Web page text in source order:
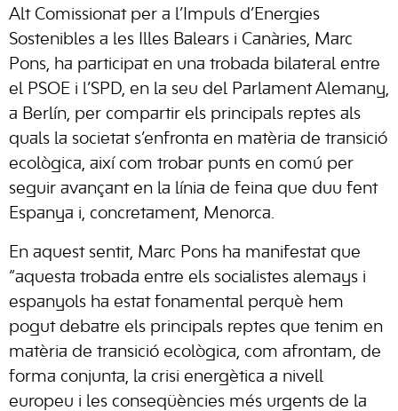
Alt Comissionat per a l’Impuls d’Energies
Sostenibles a les Illes Balears i Canàries, Marc
Pons, ha participat en una trobada bilateral entre
el PSOE i l’SPD, en la seu del Parlament Alemany,
a Berlín, per compartir els principals reptes als
quals la societat s’enfronta en matèria de transició
ecològica, així com trobar punts en comú per
seguir avançant en la línia de feina que duu fent
Espanya i, concretament, Menorca.
En aquest sentit, Marc Pons ha manifestat que
“aquesta trobada entre els socialistes alemays i
espanyols ha estat fonamental perquè hem
pogut debatre els principals reptes que tenim en
matèria de transició ecològica, com afrontam, de
forma conjunta, la crisi energètica a nivell
europeu i les conseqüències més urgents de la